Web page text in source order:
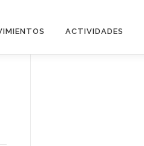
ACTIVIDADES